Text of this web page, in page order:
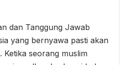
dan Tanggung Jawab
yang bernyawa pasti akan
Ketika seorang muslim